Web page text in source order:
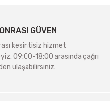
GÜVEN
kesintisiz hizmet
09:00-18:00 arasında çağrı
ulaşabilirsiniz.